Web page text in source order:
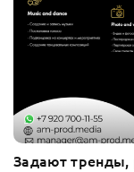
Задают тренды,